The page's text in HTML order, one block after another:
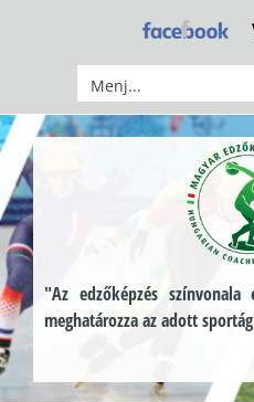
Menj...
"Az edzőképzés színvonala
meghatározza az adott